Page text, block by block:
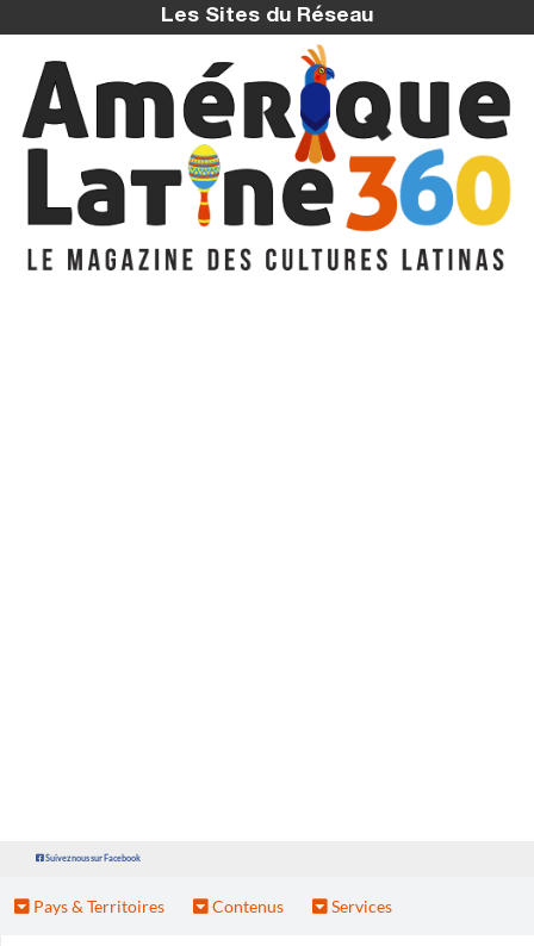
Les Sites du Réseau
Suivez nous sur Facebook
Pays & Territoires Contenus Services